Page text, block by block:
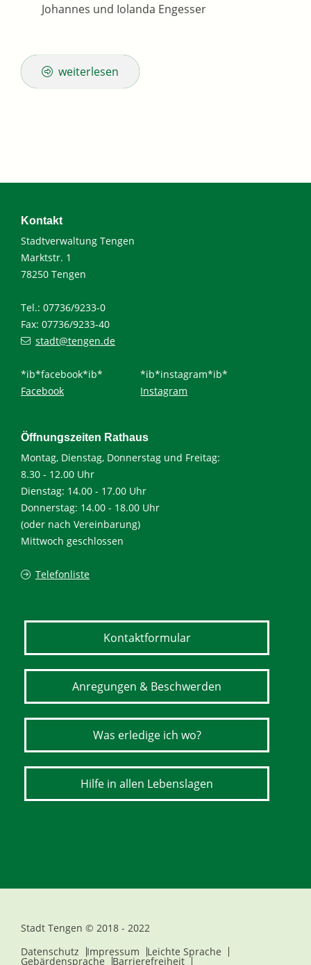
Johannes und Iolanda Engesser
weiterlesen
Kontakt
Stadtverwaltung Tengen
Marktstr. 1
78250 Tengen
Tel.: 07736/9233-0
Fax: 07736/9233-40
stadt@tengen.de
*ib*facebook*ib*
Facebook
*ib*instagram*ib*
Instagram
Öffnungszeiten Rathaus
Montag, Dienstag, Donnerstag und Freitag:
8.30 - 12.00 Uhr
Dienstag: 14.00 - 17.00 Uhr
Donnerstag: 14.00 - 18.00 Uhr
(oder nach Vereinbarung)
Mittwoch geschlossen
Telefonliste
Kontaktformular
Anregungen & Beschwerden
Was erledige ich wo?
Hilfe in allen Lebenslagen
Stadt Tengen © 2018 - 2022
Datenschutz
Impressum Leichte Sprache
Gebärdensprache Barrierefreiheit